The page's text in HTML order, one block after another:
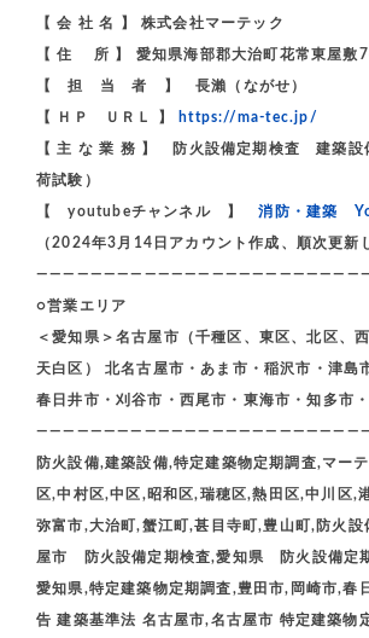
【 会 社 名 】 株式会社マーテック
【 住 所 】 愛知県海部郡大治町花常東屋敷
【 担 当 者 】 長瀨（ながせ）
【 ＨＰ ＵＲＬ 】 https://ma-tec.jp/
【 主 な 業 務 】 防火設備定期検査 建築
荷試験）
【 youtubeチャンネル 】消防・建築
（2024年3月14日アカウント作成、順次更新
○営業エリア
＜愛知県＞名古屋市（千種区、東区、北区、
天白区） 北名古屋市・あま市・稲沢市・津
春日井市・刈谷市・西尾市・東海市・知多市
防火設備,建築設備,特定建築物定期調査,マー
区,中村区,中区,昭和区,瑞穂区,熱田区,中川区
弥富市,大治町,蟹江町,甚目寺町,豊山町,防火
屋市 防火設備定期検査,愛知県 防火設備定
愛知県,特定建築物定期調査,豊田市,岡崎市,
告 建築基準法 名古屋市,名古屋市 特定建築物